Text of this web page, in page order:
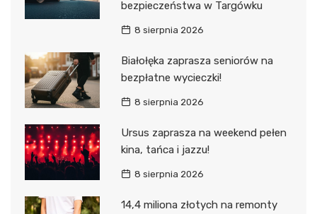
bezpieczeństwa w Targówku
8 sierpnia 2026
Białołęka zaprasza seniorów na
bezpłatne wycieczki!
8 sierpnia 2026
Ursus zaprasza na weekend pełen
kina, tańca i jazzu!
8 sierpnia 2026
14,4 miliona złotych na remonty